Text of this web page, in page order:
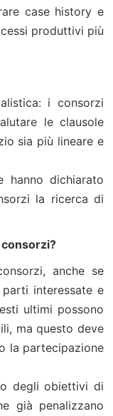
case history e
produttivi più
i consorzi
le clausole
sia più lineare e
hanno dichiarato
la ricerca di
anche se
interessate e
ultimi possono
ma questo deve
la partecipazione
degli obiettivi di
già penalizzano